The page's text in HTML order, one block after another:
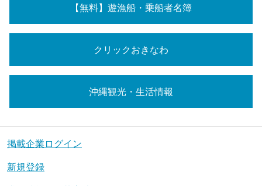
【無料】遊漁船・乗船者名簿
クリックおきなわ
沖縄観光・生活情報
掲載企業ログイン
新規登録